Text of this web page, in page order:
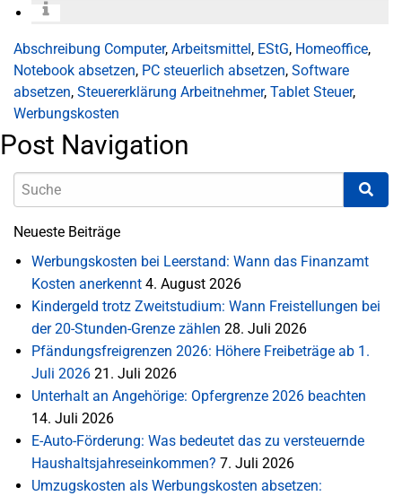
Abschreibung Computer, Arbeitsmittel, EStG, Homeoffice,
Notebook absetzen, PC steuerlich absetzen, Software
absetzen, Steuererklärung Arbeitnehmer, Tablet Steuer,
Werbungskosten
Post Navigation
Neueste Beiträge
Werbungskosten bei Leerstand: Wann das Finanzamt
Kosten anerkennt 4. August 2026
Kindergeld trotz Zweitstudium: Wann Freistellungen bei
der 20-Stunden-Grenze zählen 28. Juli 2026
Pfändungsfreigrenzen 2026: Höhere Freibeträge ab 1.
Juli 2026 21. Juli 2026
Unterhalt an Angehörige: Opfergrenze 2026 beachten
14. Juli 2026
E-Auto-Förderung: Was bedeutet das zu versteuernde
Haushaltsjahreseinkommen? 7. Juli 2026
Umzugskosten als Werbungskosten absetzen: